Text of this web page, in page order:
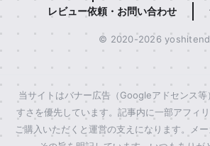
レビュー依頼・お問い合わせ
© 2020-2026
当サイトはバナー広告（Googleアドセンス
すさを優先しています。記事内に一部アフィリ
ご購入いただくと運営の支えになります。メ